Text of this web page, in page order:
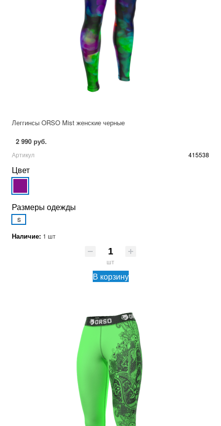
Леггинсы ORSO Mist женские черные
2 990 руб.
Артикул 415538
Цвет
Размеры одежды
S
Наличие: 1 шт
шт
В корзину